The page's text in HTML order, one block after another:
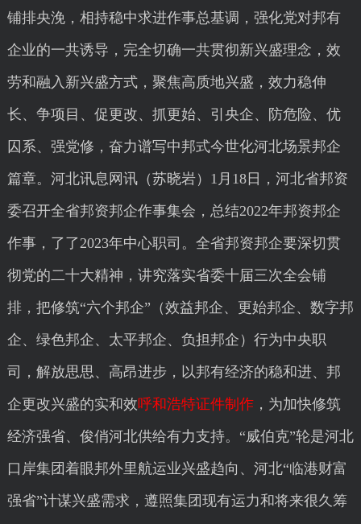
铺排央浼，相持稳中求进作事总基调，强化党对邦有
企业的一共诱导，完全切确一共贯彻新兴盛理念，效
劳和融入新兴盛方式，聚焦高质地兴盛，效力稳伸
长、争项目、促更改、抓更始、引央企、防危险、优
囚系、强党修，奋力谱写中邦式今世化河北场景邦企
篇章。河北讯息网讯（苏晓岩）1月18日，河北省邦资
委召开全省邦资邦企作事集会，总结2022年邦资邦企
作事，了了2023年中心职司。全省邦资邦企要深切贯
彻党的二十大精神，讲究落实省委十届三次全会铺
排，把修筑“六个邦企”（效益邦企、更始邦企、数字邦
企、绿色邦企、太平邦企、负担邦企）行为中央职
司，解放思思、高昂进步，以邦有经济的稳和进、邦
企更改兴盛的实和效呼和浩特证件制作，为加快修筑
经济强省、俊俏河北供给有力支持。“威伯克”轮是河北
口岸集团着眼邦外里航运业兴盛趋向、河北“临港财富
强省”计谋兴盛需求，遵照集团现有运力和将来很久筹